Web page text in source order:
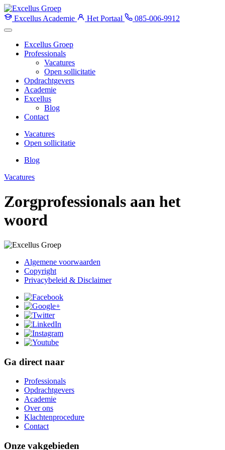
Excellus Academie Het Portaal 085-006-9912
Excellus Groep
Professionals
Vacatures
Open sollicitatie
Opdrachtgevers
Academie
Excellus
Blog
Contact
Vacatures
Open sollicitatie
Blog
Vacatures
Zorgprofessionals aan het
woord
Algemene voorwaarden
Copyright
Privacybeleid & Disclaimer
Ga direct naar
Professionals
Opdrachtgevers
Academie
Over ons
Klachtenprocedure
Contact
Onze vakgebieden